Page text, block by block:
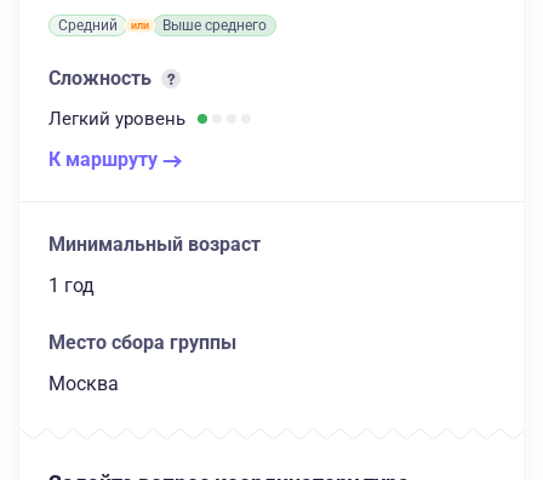
Средний Выше среднего
Сложность
Легкий уровень
К маршруту
Минимальный возраст
1 год
Место сбора группы
Москва